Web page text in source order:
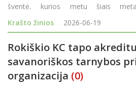
šventė, kurios metu šiais
moksleiviams buvo įteikti
pažymėjimai. &nbs
Krašto žinios 2026-06-19
Rokiškio KC tapo
savanoriškos tarnybos
organizacija (0)